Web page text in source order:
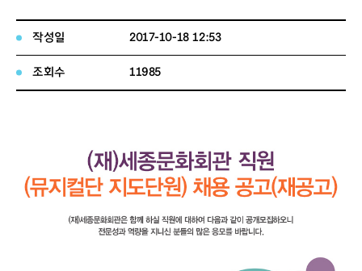
작성일 2017-10-18 12:53
조회수 11985